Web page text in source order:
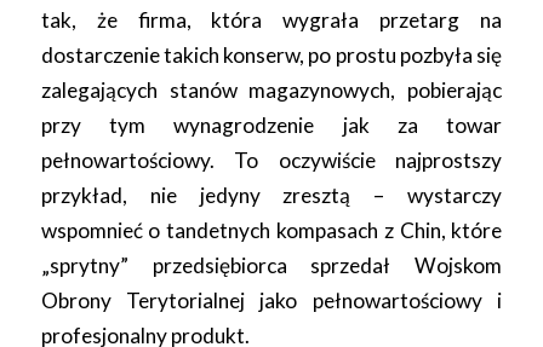
tak, że firma, która wygrała przetarg na
dostarczenie takich konserw, po prostu pozbyła się
zalegających stanów magazynowych, pobierając
przy tym wynagrodzenie jak za towar
pełnowartościowy. To oczywiście najprostszy
przykład, nie jedyny zresztą – wystarczy
wspomnieć o tandetnych kompasach z Chin, które
„sprytny” przedsiębiorca sprzedał Wojskom
Obrony Terytorialnej jako pełnowartościowy i
profesjonalny produkt.